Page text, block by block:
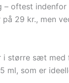
oftest
29 kr., men
sæt med
som er